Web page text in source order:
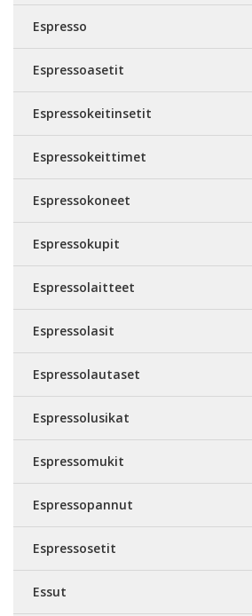
Espresso
Espressoasetit
Espressokeitinsetit
Espressokeittimet
Espressokoneet
Espressokupit
Espressolaitteet
Espressolasit
Espressolautaset
Espressolusikat
Espressomukit
Espressopannut
Espressosetit
Essut